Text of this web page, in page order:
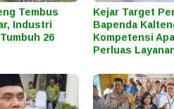
Tembus
Industri
26
Kejar Target
Bapenda
Kompetensi
Perluas